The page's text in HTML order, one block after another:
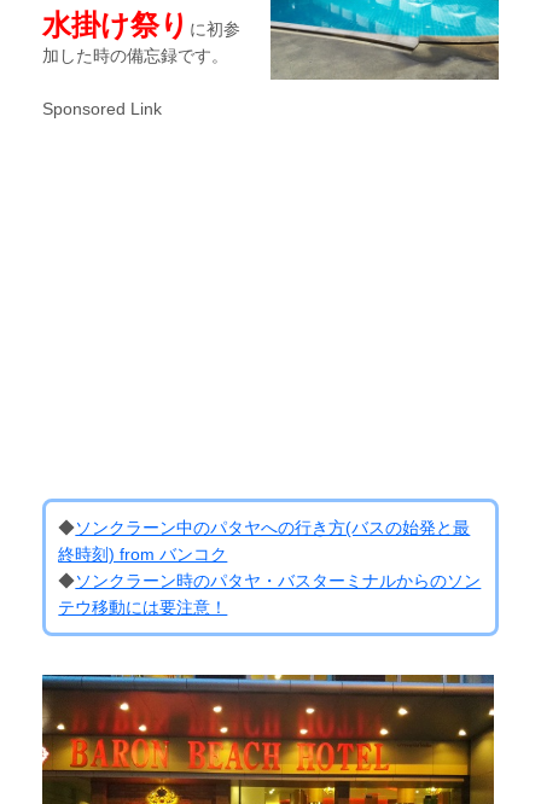
水掛け祭り に初参
加した時の備忘録です。
Sponsored Link
◆ソンクラーン中のパタヤへの行き方(バスの始発と最
終時刻) from バンコク
◆ソンクラーン時のパタヤ・バスターミナルからのソン
テウ移動には要注意！